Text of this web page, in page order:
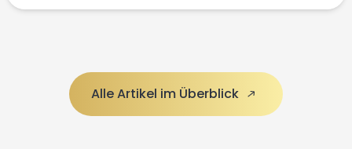
Alle Artikel im Überblick